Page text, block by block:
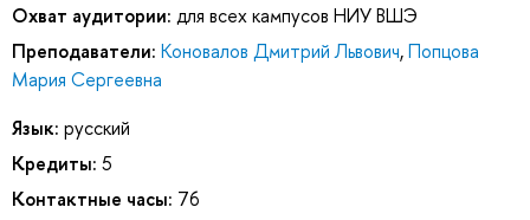
Охват аудитории: для всех кампусов НИУ ВШЭ
Преподаватели: Коновалов Дмитрий Львович,Попцова
Мария Сергеевна
Язык: русский
Кредиты: 5
Контактные часы: 76